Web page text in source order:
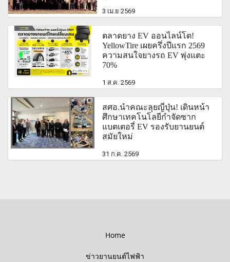
3 เม.ย 2569
ตลาดยาง EV ออนไลน์โต!
YellowTire เผยครึ่งปีแรก 2569
ความสนใจยางรถ EV พุ่งแตะ
70%
1 ส.ค. 2569
สศอ.นำคณะลุยญี่ปุ่น! เดินหน้า
ศึกษาเทคโนโลยีกำจัดซาก
แบตเตอรี่ EV รองรับยานยนต์
สมัยใหม่
31 ก.ค. 2569
Home
ข่าวยานยนต์ไฟฟ้า